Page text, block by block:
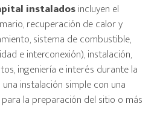
instaladosincluyen el
recuperación de calor y
sistema de combustible,
e interconexión), instalación,
ingeniería e interés durante la
instalación simple con una
la preparación del sitio o más